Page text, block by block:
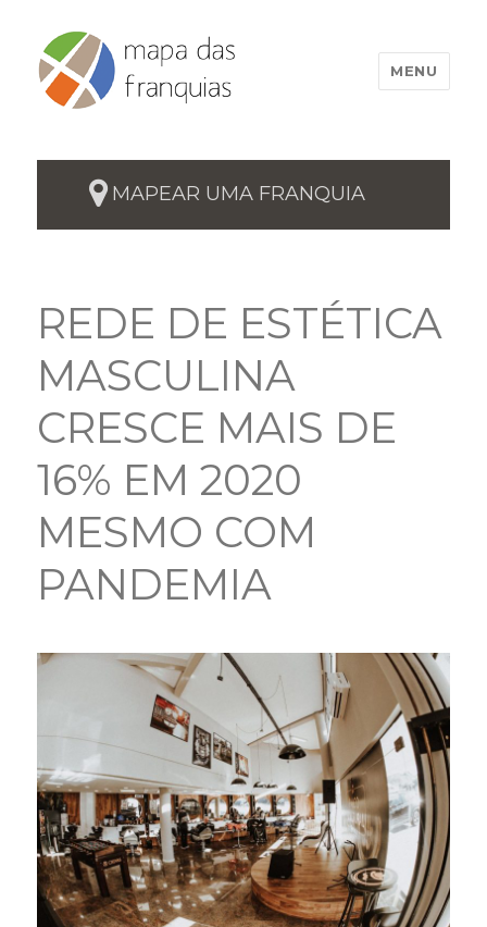
MENU
MAPEAR UMA FRANQUIA
REDE DE ESTÉTICA
MASCULINA
CRESCE MAIS DE
16% EM 2020
MESMO COM
PANDEMIA